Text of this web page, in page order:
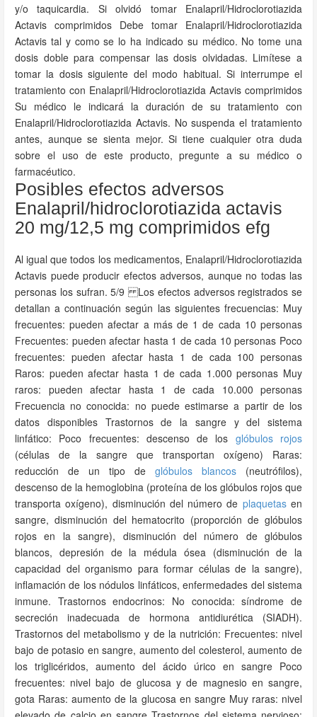
y/o taquicardia. Si olvidó tomar Enalapril/Hidroclorotiazida
Actavis comprimidos Debe tomar Enalapril/Hidroclorotiazida
Actavis tal y como se lo ha indicado su médico. No tome una
dosis doble para compensar las dosis olvidadas. Limítese a
tomar la dosis siguiente del modo habitual. Si interrumpe el
tratamiento con Enalapril/Hidroclorotiazida Actavis comprimidos
Su médico le indicará la duración de su tratamiento con
Enalapril/Hidroclorotiazida Actavis. No suspenda el tratamiento
antes, aunque se sienta mejor. Si tiene cualquier otra duda
sobre el uso de este producto, pregunte a su médico o
farmacéutico.
Posibles efectos adversos
Enalapril/hidroclorotiazida actavis
20 mg/12,5 mg comprimidos efg
Al igual que todos los medicamentos, Enalapril/Hidroclorotiazida
Actavis puede producir efectos adversos, aunque no todas las
personas los sufran. 5/9 Los efectos adversos registrados se
detallan a continuación según las siguientes frecuencias: Muy
frecuentes: pueden afectar a más de 1 de cada 10 personas
Frecuentes: pueden afectar hasta 1 de cada 10 personas Poco
frecuentes: pueden afectar hasta 1 de cada 100 personas
Raros: pueden afectar hasta 1 de cada 1.000 personas Muy
raros: pueden afectar hasta 1 de cada 10.000 personas
Frecuencia no conocida: no puede estimarse a partir de los
datos disponibles Trastornos de la sangre y del sistema
linfático: Poco frecuentes: descenso de los glóbulos rojos
(células de la sangre que transportan oxígeno) Raras:
reducción de un tipo de glóbulos blancos (neutrófilos),
descenso de la hemoglobina (proteína de los glóbulos rojos que
transporta oxígeno), disminución del número de plaquetasen
sangre, disminución del hematocrito (proporción de glóbulos
rojos en la sangre), disminución del número de glóbulos
blancos, depresión de la médula ósea (disminución de la
capacidad del organismo para formar células de la sangre),
inflamación de los nódulos linfáticos, enfermedades del sistema
inmune. Trastornos endocrinos: No conocida: síndrome de
secreción inadecuada de hormona antidiurética (SIADH).
Trastornos del metabolismo y de la nutrición: Frecuentes: nivel
bajo de potasio en sangre, aumento del colesterol, aumento de
los triglicéridos, aumento del ácido úrico en sangre Poco
frecuentes: nivel bajo de glucosa y de magnesio en sangre,
gota Raras: aumento de la glucosa en sangre Muy raras: nivel